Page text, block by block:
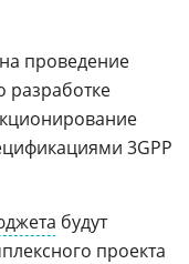
проведение
разработке
3GPP
будут
проекта